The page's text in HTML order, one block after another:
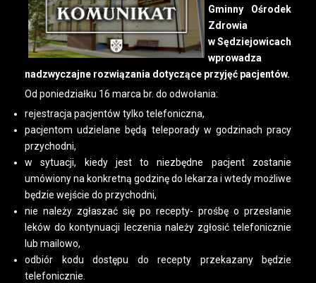
Gminny Ośrodek
Zdrowia
w Sędziejowicach
wprowadza
nadzwyczajne rozwiązania dotyczące przyjęć pacjentów.
Od poniedziałku 16 marca br. do odwołania:
rejestracja pacjentów tylko telefoniczna,
pacjentom udzielane będą teleporady w godzinach pracy
przychodni,
w sytuacji, kiedy jest to niezbędne pacjent zostanie
umówiony na konkretną godzinę do lekarza i wtedy możliwe
będzie wejście do przychodni,
nie należy zgłaszać się po recepty- prośbę o przesłanie
leków do kontynuacji leczenia należy zgłosić telefonicznie
lub mailowo,
odbiór kodu dostępu do recepty przekazany będzie
telefonicznie.